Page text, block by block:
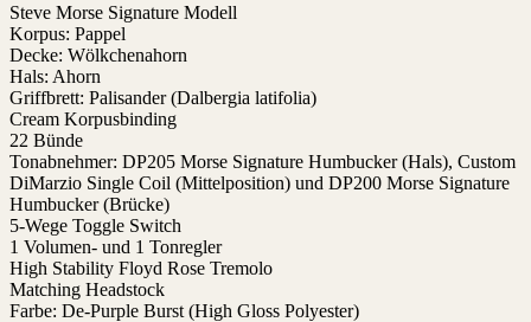
Steve Morse Signature Modell
Korpus: Pappel
Decke: Wölkchenahorn
Hals: Ahorn
Griffbrett: Palisander (Dalbergia latifolia)
Cream Korpusbinding
22 Bünde
Tonabnehmer: DP205 Morse Signature Humbucker (Hals), Custom
DiMarzio Single Coil (Mittelposition) und DP200 Morse Signature
Humbucker (Brücke)
5-Wege Toggle Switch
1 Volumen- und 1 Tonregler
High Stability Floyd Rose Tremolo
Matching Headstock
Farbe: De-Purple Burst (High Gloss Polyester)